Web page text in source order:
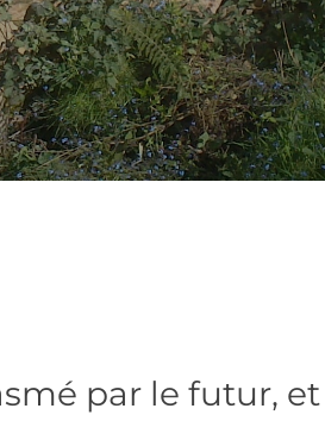
par le futur,